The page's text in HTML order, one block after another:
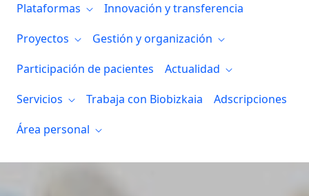
Plataformas
Innovación y transferencia
Proyectos
Gestión y organización
Participación de pacientes
Actualidad
Servicios
Trabaja con Biobizkaia
Adscripciones
Área personal